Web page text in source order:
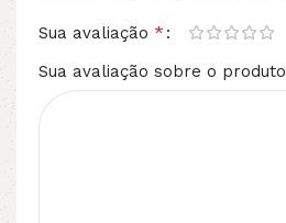
Sua avaliação *
Sua avaliação sobre o produto